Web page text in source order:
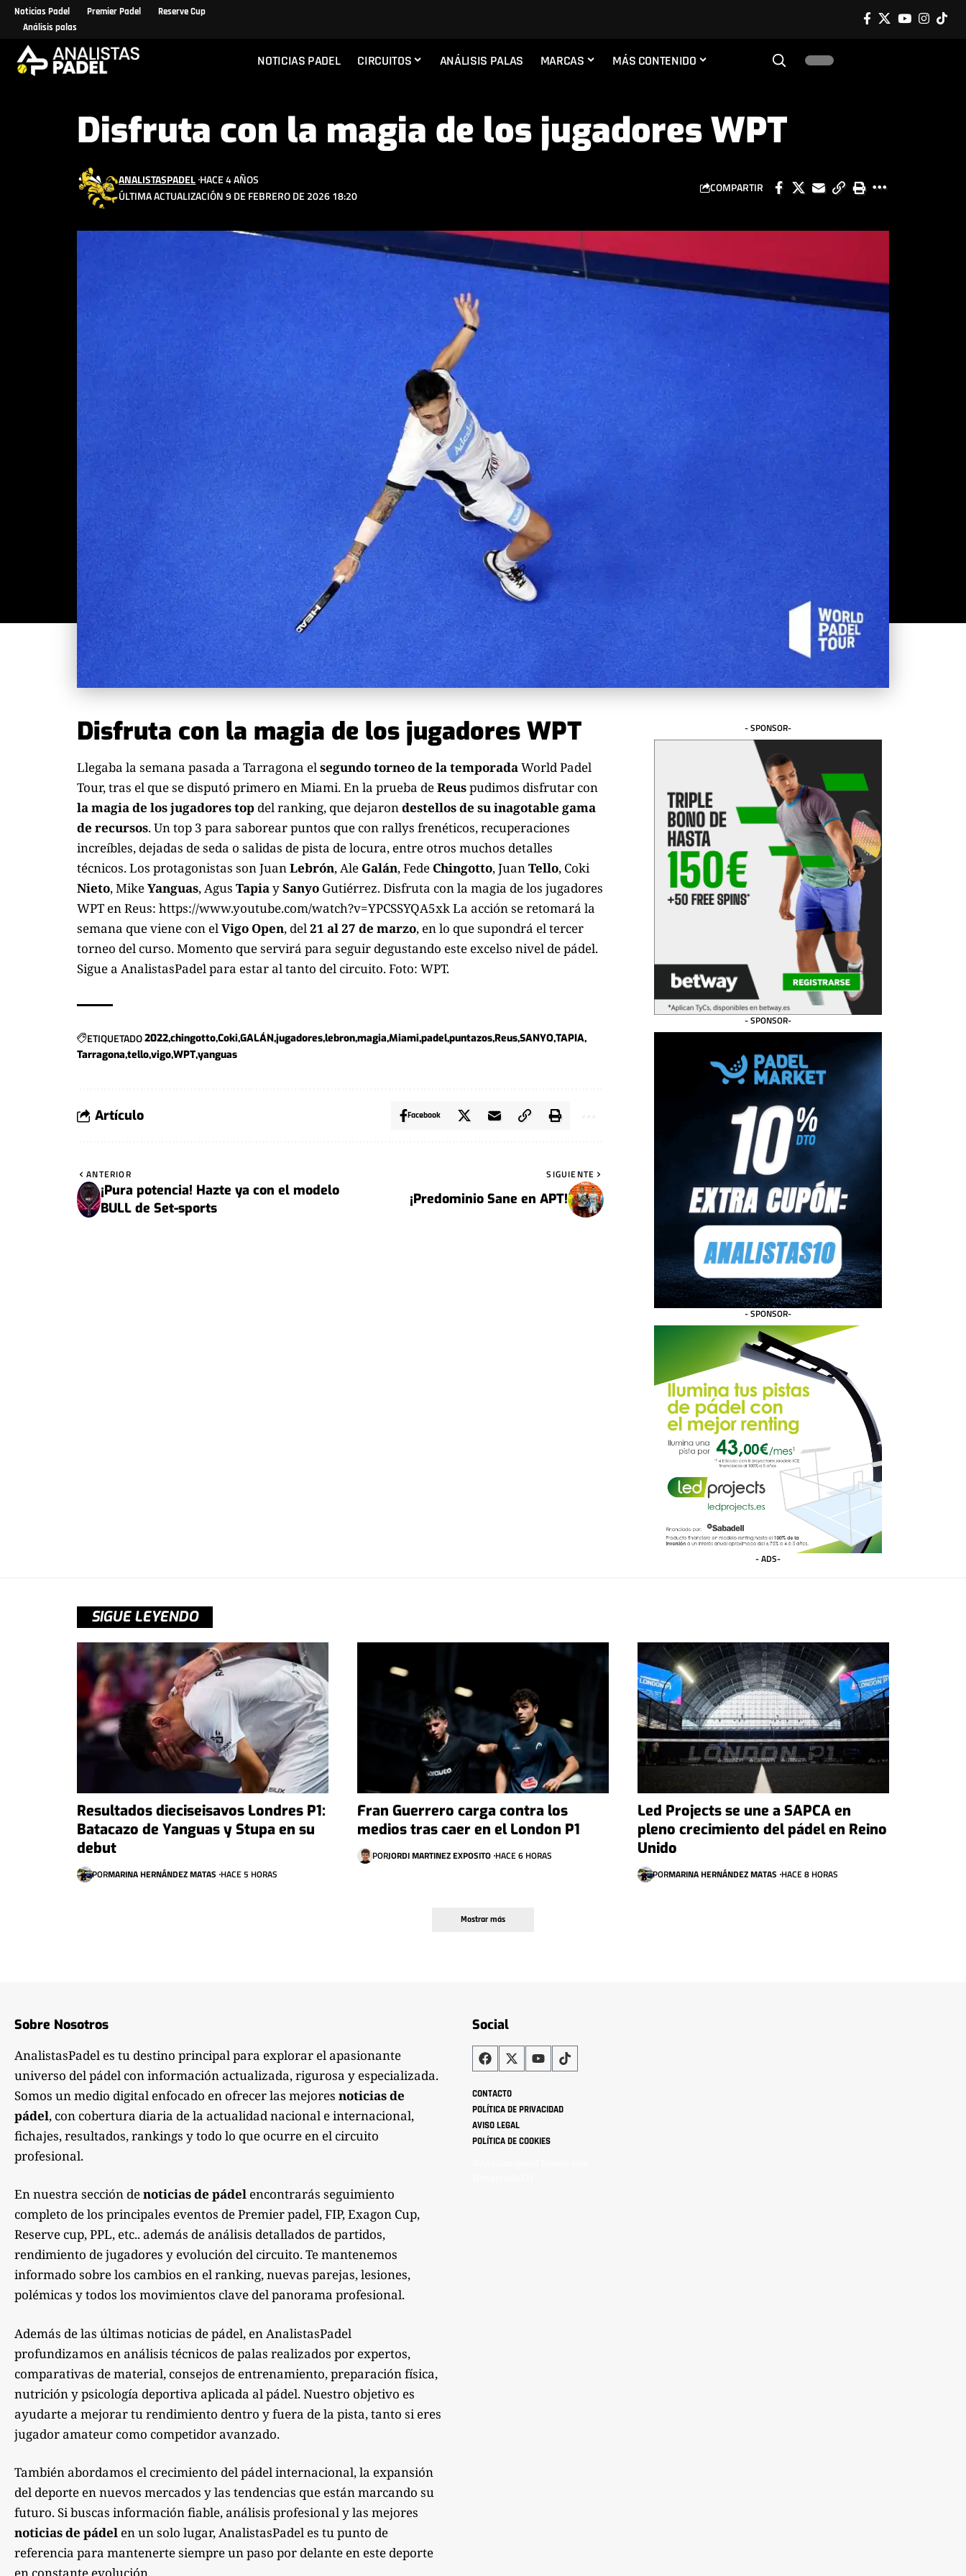
Noticias Padel Premier Padel
Reserve Cup
Análisis palas
NOTICIAS PADEL CIRCUITOS ANÁLISIS PALAS MARCAS MÁS CONTENIDO
Disfruta con la magia de los jugadores WPT
ÚLTIMA ACTUALIZACIÓN 9 DE FEBRERO DE 2026 18:20
ANALISTASPADEL HACE 4 AÑOS
COMPARTIR
Disfruta con la magia de los jugadores WPT
Llegaba la semana pasada a Tarragona elsegundo torneo de la temporadaWorld Padel
Tour, tras el que se disputó primero en Miami. En la prueba deReuspudimos disfrutar con
la magia de los jugadores top del ranking, que dejarondestellos de su inagotable gama
de recursos. Un top 3 para saborear puntos que con rallys frenéticos, recuperaciones
increíbles, dejadas de seda o salidas de pista de locura, entre otros muchos detalles
técnicos. Los protagonistas son JuanLebrón, Ale Galán, Fede Chingotto, JuanTello, Coki
Nieto, MikeYanguas, Agus TapiaySanyo Gutiérrez. Disfruta con la magia de los jugadores
WPT en Reus: https://www.youtube.com/watch?v=YPCSSYQA5xk La acción se retomará la
semana que viene con elVigo Open, del21 al 27 de marzo, en lo que supondrá el tercer
torneo del curso. Momento que servirá para seguir degustando este excelso nivel de pádel.
Sigue a AnalistasPadelpara estar al tanto del circuito. Foto: WPT.
ETIQUETADO2022chingottoCokiGALÁNjugadoreslebronmagia MiamipadelpuntazosReusSANYOTAPIA
Tarragona tellovigoWPTyanguas
Artículo Facebook
ANTERIOR
¡Pura potencia! Hazte ya con el modelo
BULL de Set-sports
SIGUIENTE
¡Predominio Sane en APT!
- SPONSOR-
- SPONSOR-
- SPONSOR-
- ADS-
SIGUE LEYENDO
Resultados dieciseisavos Londres P1:
Batacazo de Yanguas y Stupa en su
debut
PORMARINA HERNÁNDEZ MATAS HACE 5 HORAS
Fran Guerrero carga contra los
medios tras caer en el London P1
PORJORDI MARTINEZ EXPOSITO HACE 6 HORAS
Led Projects se une a SAPCA en
pleno crecimiento del pádel en Reino
Unido
PORMARINA HERNÁNDEZ MATAS HACE 8 HORAS
Mostrar más
Sobre Nosotros
AnalistasPadel es tu destino principal para explorar el apasionante
universo del pádel con información actualizada, rigurosa y especializada.
Somos un medio digital enfocado en ofrecer las mejores noticias de
pádel, con cobertura diaria de la actualidad nacional e internacional,
fichajes, resultados, rankings y todo lo que ocurre en el circuito
profesional.
En nuestra sección denoticias de pádel encontrarás seguimiento
completo de los principales eventos de Premier padel, FIP, Exagon Cup,
Reserve cup, PPL, etc.. además de análisis detallados de partidos,
rendimiento de jugadores y evolución del circuito. Te mantenemos
informado sobre los cambios en el ranking, nuevas parejas, lesiones,
polémicas y todos los movimientos clave del panorama profesional.
Además de las últimas noticias de pádel, en AnalistasPadel
profundizamos en análisis técnicos de palas realizados por expertos,
comparativas de material, consejos de entrenamiento, preparación física,
nutrición y psicología deportiva aplicada al pádel. Nuestro objetivo es
ayudarte a mejorar tu rendimiento dentro y fuera de la pista, tanto si eres
jugador amateur como competidor avanzado.
También abordamos el crecimiento del pádel internacional, la expansión
del deporte en nuevos mercados y las tendencias que están marcando su
futuro. Si buscas información fiable, análisis profesional y las mejores
noticias de pádel en un solo lugar, AnalistasPadel es tu punto de
referencia para mantenerte siempre un paso por delante en este deporte
Social
CONTACTO
POLÍTICA DE PRIVACIDAD
AVISO LEGAL
POLÍTICA DE COOKIES